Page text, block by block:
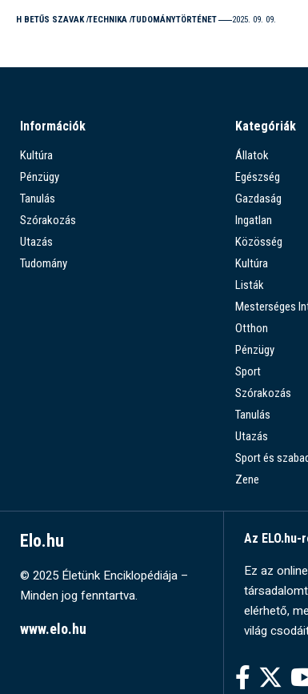
H BETŰS SZAVAK TECHNIKA TUDOMÁNYTÖRTÉNET 2025. 09. 09.
Információk
Kultúra
Pénzügy
Tanulás
Szórakozás
Utazás
Tudomány
Kategóriák
Állatok
Egészség
Gazdaság
Ingatlan
Közösség
Kultúra
Listák
Mesterséges
Otthon
Pénzügy
Sport
Szórakozás
Tanulás
Utazás
Sport és
Zene
Elo.hu
© 2025 Életünk Enciklopédiája –
Minden jog fenntartva.
www.elo.hu
Az ELO.hu-
Ez az
elérhető,
világ